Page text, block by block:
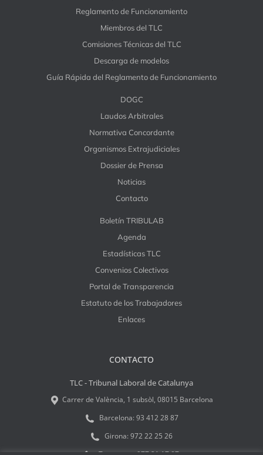
Reglamento de Funcionamiento
Miembros del TLC
Comisiones Técnicas del TLC
Descarga de modelos
Guía Rápida del Reglamento de Funcionamiento
DOGC
Laudos Arbitrales
Normativa Concordante
Organismos Extrajudiciales
Dossier de Prensa
Noticias
Contacto
Boletín TRIBULAB
Agenda
Estadísticas TLC
Convenios Colectivos
Portal de Transparencia
Estatuto de los Trabajadores
Enlaces
CONTACTO
TLC - Tribunal Laboral de Catalunya
Carrer de València, 1 subsòl, 08015 Barcelona
Barcelona: 93 412 28 87
Girona: 972 22 25 26